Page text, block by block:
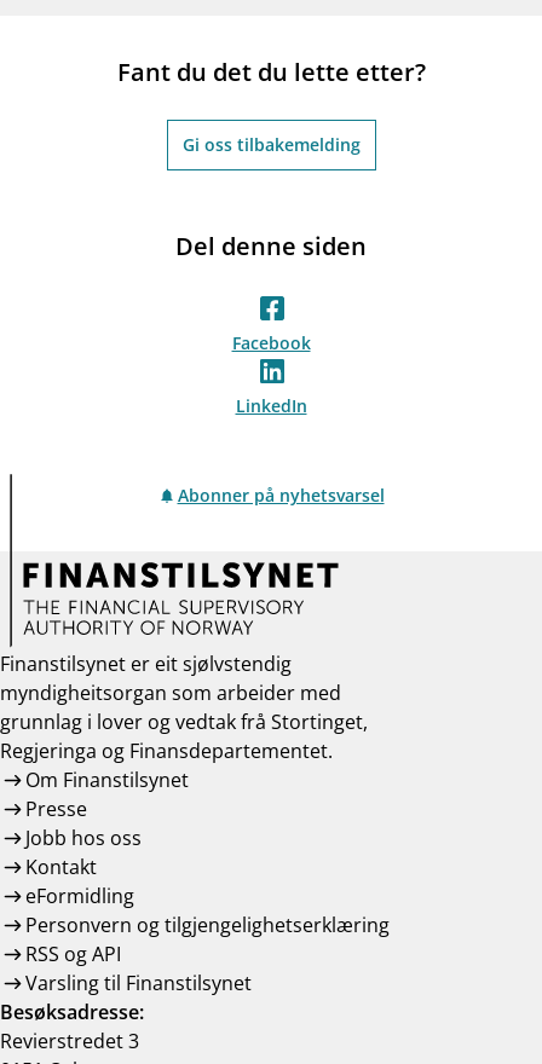
Fant du det du lette etter?
Gi oss tilbakemelding
Del denne siden
Facebook
LinkedIn
Abonner på nyhetsvarsel
Finanstilsynet er eit sjølvstendig
myndigheitsorgan som arbeider med
grunnlag i lover og vedtak frå Stortinget,
Regjeringa og Finansdepartementet.
Om Finanstilsynet
Presse
Jobb hos oss
Kontakt
eFormidling
Personvern og tilgjengelighetserklæring
RSS og API
Varsling til Finanstilsynet
Besøksadresse:
Revierstredet 3